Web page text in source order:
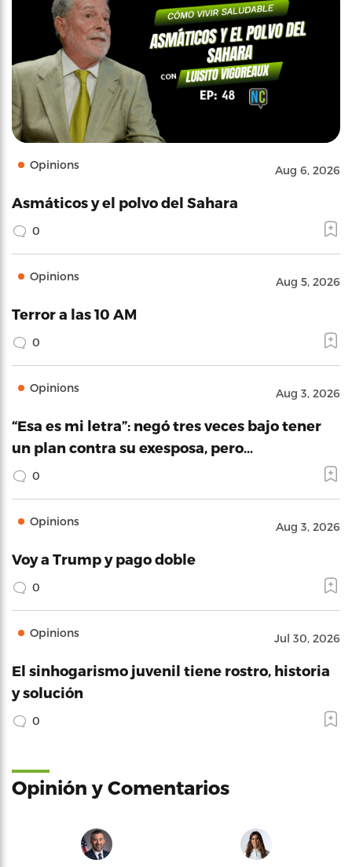
Opinions Aug 6, 2026
Asmáticos y el polvo del Sahara
0
Opinions Aug 5, 2026
Terror a las 10 AM
0
Opinions Aug 3, 2026
“Esa es mi letra”: negó tres veces bajo tener
un plan contra su exesposa, pero…
0
Opinions Aug 3, 2026
Voy a Trump y pago doble
0
Opinions Jul 30, 2026
El sinhogarismo juvenil tiene rostro, historia
y solución
0
Opinión y Comentarios